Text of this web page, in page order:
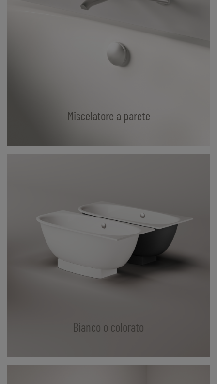
Miscelatore a parete
Bianco o colorato